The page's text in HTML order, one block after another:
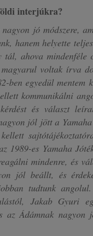
interjúkra?
jó módszere,
hanem helyette
tál, ahova
voltak írva
ben egyedül mentem
kommunikálni
kérdést és választ
jól jött a
1989-es Yamaha
mindenre, és
jól beállt, és
tudtunk
Jakab Gyuri
az Ádámnak nagyon